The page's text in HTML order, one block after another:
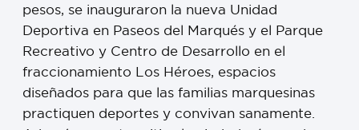
pesos, se inauguraron la nueva Unidad
Deportiva en Paseos del Marqués y el Parque
Recreativo y Centro de Desarrollo en el
fraccionamiento Los Héroes, espacios
diseñados para que las familias marquesinas
practiquen deportes y convivan sanamente.